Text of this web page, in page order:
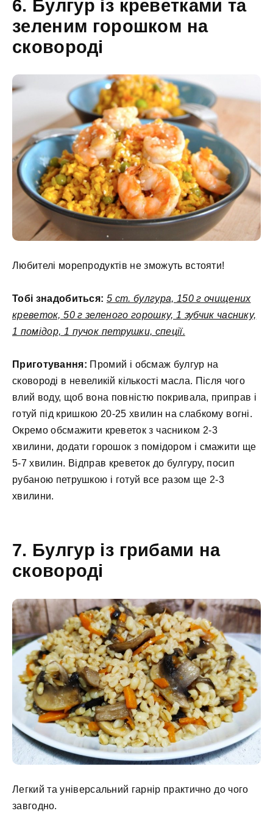
6. Булгур із креветками та
зеленим горошком на
сковороді
Любителі морепродуктів не зможуть встояти!
Тобі знадобиться: 5 ст. булгура, 150 г очищених
креветок, 50 г зеленого горошку, 1 зубчик часнику,
1 помідор, 1 пучок петрушки, спеції.
Приготування: Промий і обсмаж булгур на
сковороді в невеликій кількості масла. Після чого
влий воду, щоб вона повністю покривала, приправ і
готуй під кришкою 20-25 хвилин на слабкому вогні.
Окремо обсмажити креветок з часником 2-3
хвилини, додати горошок з помідором і смажити ще
5-7 хвилин. Відправ креветок до булгуру, посип
рубаною петрушкою і готуй все разом ще 2-3
хвилини.
7. Булгур із грибами на
сковороді
Легкий та універсальний гарнір практично до чого
завгодно.